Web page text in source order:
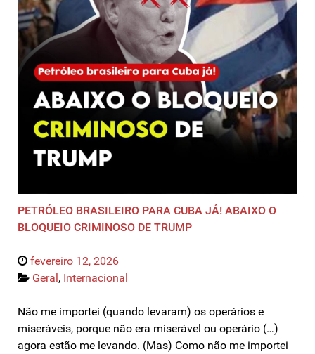
PETRÓLEO BRASILEIRO PARA CUBA JÁ! ABAIXO O
BLOQUEIO CRIMINOSO DE TRUMP
fevereiro 12, 2026
Geral, Internacional
Não me importei (quando levaram) os operários e
miseráveis, porque não era miserável ou operário (…)
agora estão me levando. (Mas) Como não me importei